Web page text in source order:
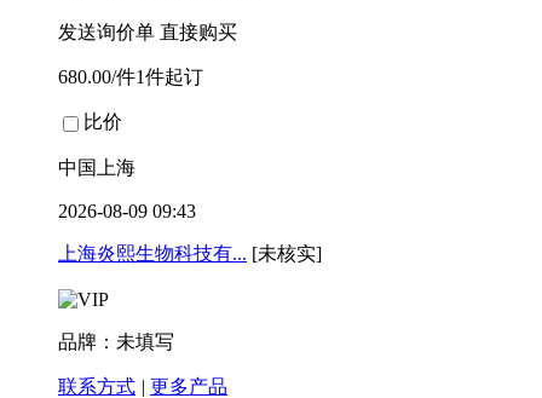
发送询价单 直接购买
680.00/件1件起订
比价
中国上海
2026-08-09 09:43
上海炎熙生物科技有... [未核实]
品牌：未填写
联系方式 | 更多产品